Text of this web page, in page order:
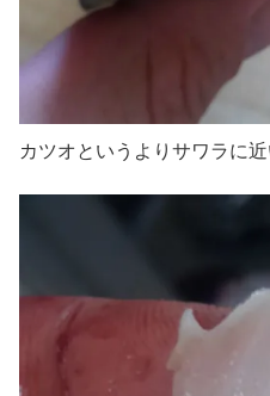
カツオというよりサワラに近